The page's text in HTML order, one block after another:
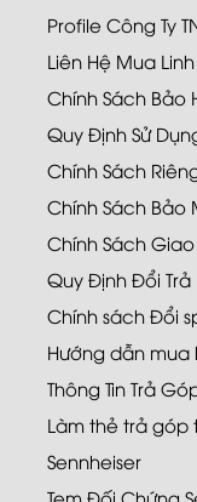
Profile Công Ty
Liên Hệ Mua
Chính Sách Bảo
Quy Định Sử
Chính Sách
Chính Sách Bảo
Chính Sách
Quy Định Đổi Trả
Chính sách Đổi
Hướng dẫn mua
Thông Tin Trả
Làm thẻ trả góp
Sennheiser
Tem Đối Chứng